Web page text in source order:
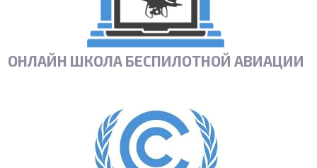
ОНЛАЙН ШКОЛА БЕСПИЛОТНОЙ АВИАЦИИ